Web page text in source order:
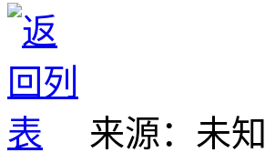
来源：未知